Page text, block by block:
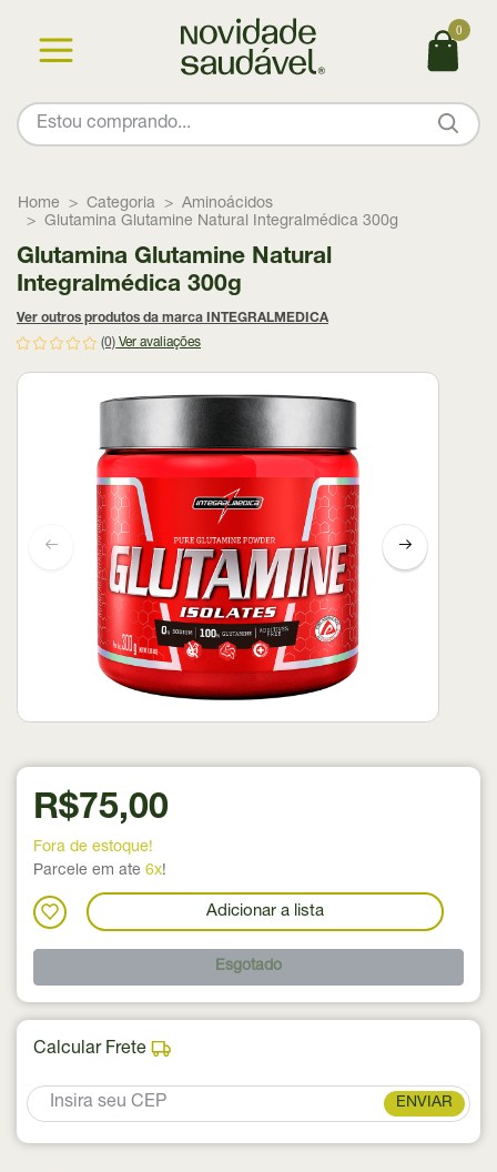
0
Home Categoria
Aminoácidos
Glutamina Glutamine Natural Integralmédica 300g
Glutamina Glutamine Natural
Integralmédica 300g
Ver outros produtos da marca INTEGRALMEDICA
(0) Ver avaliações
R$75,00
Fora de estoque!
Parcele em ate 6x!
Adicionar a lista
Esgotado
Calcular Frete
ENVIAR